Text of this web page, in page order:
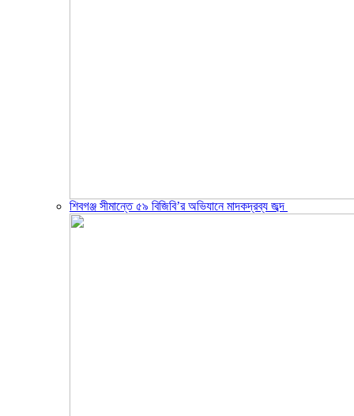
শিবগঞ্জ সীমান্তে ৫৯ বিজিবি’র অভিযানে মাদকদ্রব্য জব্দ ​